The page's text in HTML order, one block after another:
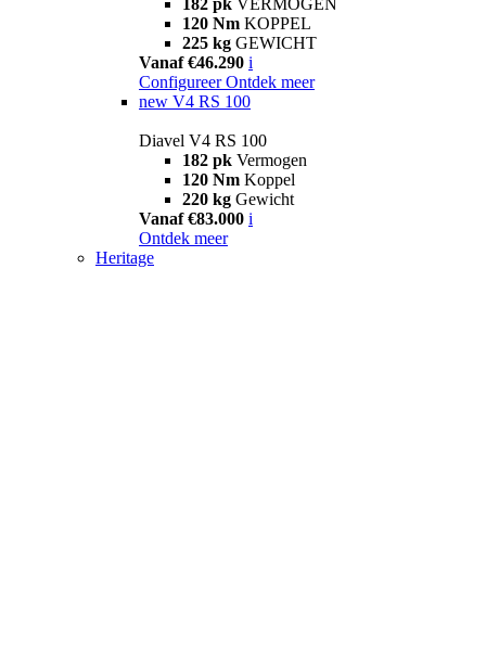
182 pk VERMOGEN
120 Nm KOPPEL
225 kg GEWICHT
Vanaf €46.290 i
Configureer Ontdek meer
new V4 RS 100
Diavel V4 RS 100
182 pk Vermogen
120 Nm Koppel
220 kg Gewicht
Vanaf €83.000 i
Ontdek meer
Heritage